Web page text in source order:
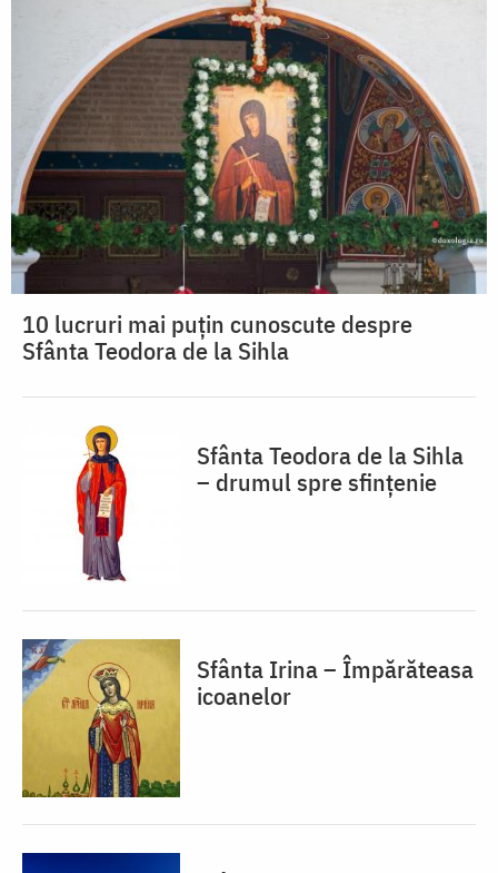
10 lucruri mai puțin cunoscute despre
Sfânta Teodora de la Sihla
Sfânta Teodora de la Sihla
– drumul spre sfințenie
Sfânta Irina – Împărăteasa
icoanelor